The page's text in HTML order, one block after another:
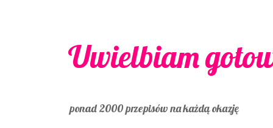
Uwielbiam
ponad 2000 przepisów na każdą okazję